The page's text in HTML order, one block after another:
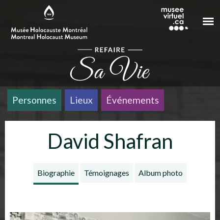
Personnes Lieux Événements
David Shafran
Biographie Témoignages Album photo